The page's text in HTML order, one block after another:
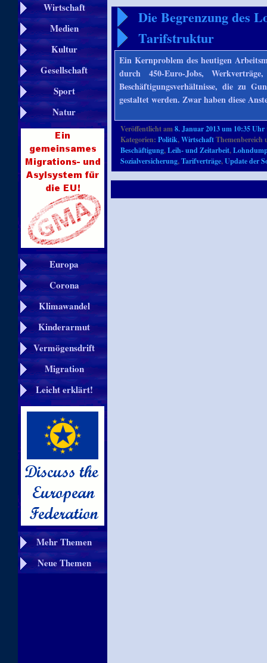
Wirtschaft
Medien
Kultur
Gesellschaft
Sport
Natur
Europa
Corona
Klimawandel
Kinderarmut
Vermögensdrift
Migration
Leicht erklärt!
Mehr Themen
Neue Themen
Die Begrenzung des
Tarifstruktur
Ein Kernproblem des heutigen
durch 450-Euro-Jobs,
Beschäftigungsverhältnisse, die zu
gestaltet werden. Zwar haben diese
Veröffentlicht am8. Januar 2013 um 10:35 Uhr
Kategorien:Politik,Wirtschaft
Beschäftigung,Leih- und Zeitarbeit,
Sozialversicherung,Tarifverträge,Update der